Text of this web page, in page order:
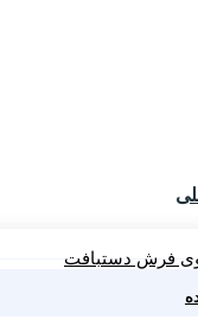
فرش دستبافت